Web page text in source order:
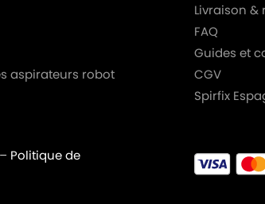
aspirateurs robot
Livraison &
FAQ
Guides et
CGV
Spirfix
– Politique de